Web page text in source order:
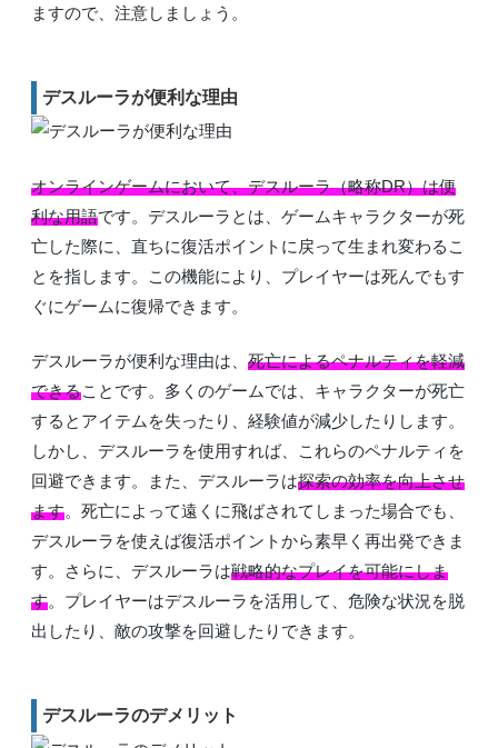
ますので、注意しましょう。
デスルーラが便利な理由
オンラインゲームにおいて、デスルーラ（略称DR）は便
利な用語です。デスルーラとは、ゲームキャラクターが死
亡した際に、直ちに復活ポイントに戻って生まれ変わるこ
とを指します。この機能により、プレイヤーは死んでもす
ぐにゲームに復帰できます。
デスルーラが便利な理由は、 死亡によるペナルティを軽減
できることです。多くのゲームでは、キャラクターが死亡
するとアイテムを失ったり、経験値が減少したりします。
しかし、デスルーラを使用すれば、これらのペナルティを
回避できます。また、デスルーラは探索の効率を向上させ
ます。死亡によって遠くに飛ばされてしまった場合でも、
デスルーラを使えば復活ポイントから素早く再出発できま
す。さらに、デスルーラは戦略的なプレイを可能にしま
す。プレイヤーはデスルーラを活用して、危険な状況を脱
出したり、敵の攻撃を回避したりできます。
デスルーラのデメリット